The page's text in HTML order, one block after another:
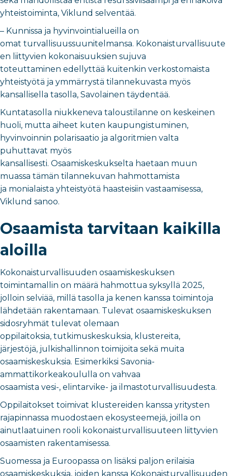
yhteistoiminta, Viklund selventää.
– Kunnissa ja hyvinvointialueilla on
omat turvallisuussuunitelmansa. Kokonaisturvallisuute
en liittyvien kokonaisuuksien sujuva
toteuttaminen edellyttää kuitenkin verkostomaista
yhteistyötä ja ymmärrystä tilannekuvasta myös
kansallisella tasolla, Savolainen täydentää.
Kuntatasolla niukkeneva taloustilanne on keskeinen
huoli, mutta aiheet kuten kaupungistuminen,
hyvinvoinnin polarisaatio ja algoritmien valta
puhuttavat myös
kansallisesti. Osaamiskeskukselta haetaan muun
muassa tämän tilannekuvan hahmottamista
ja monialaista yhteistyötä haasteisiin vastaamisessa,
Viklund sanoo.
Osaamista tarvitaan kaikilla
aloilla
Kokonaisturvallisuuden osaamiskeskuksen
toimintamallin on määrä hahmottua syksyllä 2025,
jolloin selviää, millä tasolla ja kenen kanssa toimintoja
lähdetään rakentamaan. Tulevat osaamiskeskuksen
sidosryhmät tulevat olemaan
oppilaitoksia, tutkimuskeskuksia, klustereita,
järjestöjä, julkishallinnon toimijoita sekä muita
osaamiskeskuksia. Esimerkiksi Savonia-
ammattikorkeakoululla on vahvaa
osaamista vesi-, elintarvike- ja ilmastoturvallisuudesta.
Oppilaitokset toimivat klustereiden kanssa yritysten
rajapinnassa muodostaen ekosysteemejä, joilla on
ainutlaatuinen rooli kokonaisturvallisuuteen liittyvien
osaamisten rakentamisessa.
Suomessa ja Euroopassa on lisäksi paljon erilaisia
osaamiskeskuksia, joiden kanssa Kokonaisturvallisuuden